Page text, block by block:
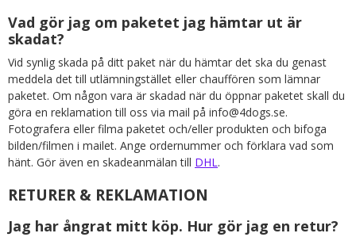
Vad gör jag om paketet jag hämtar ut är
skadat?
Vid synlig skada på ditt paket när du hämtar det ska du genast
meddela det till utlämningstället eller chauffören som lämnar
paketet. Om någon vara är skadad när du öppnar paketet skall du
göra en reklamation till oss via mail på info@4dogs.se.
Fotografera eller filma paketet och/eller produkten och bifoga
bilden/filmen i mailet. Ange ordernummer och förklara vad som
hänt. Gör även en skadeanmälan till DHL.
RETURER & REKLAMATION
Jag har ångrat mitt köp. Hur gör jag en retur?